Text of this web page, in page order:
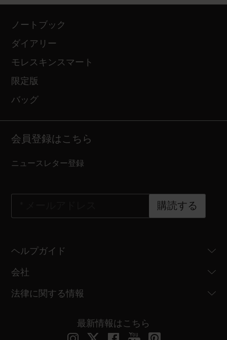
ノートブック
ダイアリー
モレスキンスマート
限定版
バッグ
会員登録はこちら
ニュースレター登録
購読する
ヘルプガイド
会社
法律に関する情報
最新情報はこちら